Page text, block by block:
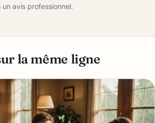
avis professionnel.
la même ligne